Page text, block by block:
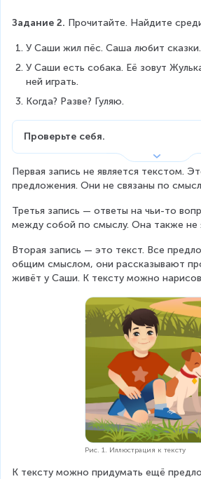
Задание 2. Прочитайте. Найдите
У Саши жил пёс. Саша любит
У Саши есть собака. Её зовут
ней играть.
Когда? Разве? Гуляю.
Проверьте себя.
Первая запись не является текстом.
предложения. Они не связаны по
Третья запись — ответы на чьи-то
между собой по смыслу. Она также не
Вторая запись — это текст. Все
общим смыслом, они рассказывают
живёт у Саши. К тексту можно
Рис. 1. Иллюстрация к тексту
К тексту можно придумать ещё